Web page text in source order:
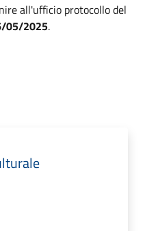
all'ufficio protocollo del
05/2025.